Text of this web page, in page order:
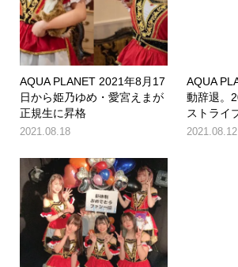
AQUA PLANET 2021年8月17
日から姫乃ゆめ・愛宮えまが
正規生に昇格
2021.08.18
AQUA
動辞退。
ストライ
2021.08.12